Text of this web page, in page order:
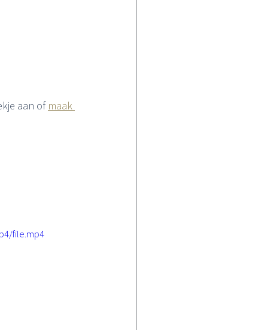
aan of maak
file.mp4